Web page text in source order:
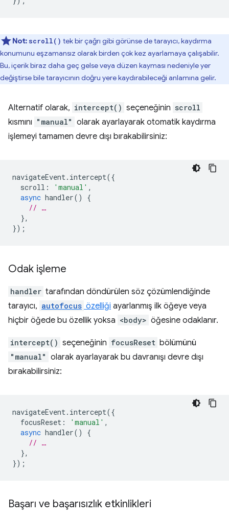
Not: scroll() tek bir çağrı gibi görünse de tarayıcı, kaydırma
konumunu eşzamansız olarak birden çok kez ayarlamaya çalışabilir.
Bu, içerik biraz daha geç gelse veya düzen kayması nedeniyle yer
değiştirse bile tarayıcının doğru yere kaydırabileceği anlamına gelir.
Alternatif olarak, intercept() seçeneğinin scroll
kısmını "manual" olarak ayarlayarak otomatik kaydırma
işlemeyi tamamen devre dışı bırakabilirsiniz:
navigateEvent. intercept({
scroll : 'manual' ,
async handler()
{
// …
},
});
Odak işleme
handler tarafından döndürülen söz çözümlendiğinde
tarayıcı, autofocus özelliği ayarlanmış ilk öğeye veya
hiçbir öğede bu özellik yoksa <body> öğesine odaklanır.
intercept() seçeneğinin focusReset bölümünü
"manual" olarak ayarlayarak bu davranışı devre dışı
bırakabilirsiniz:
navigateEvent. intercept({
focusReset : 'manual' ,
async handler()
{
// …
},
});
Başarı ve başarısızlık etkinlikleri